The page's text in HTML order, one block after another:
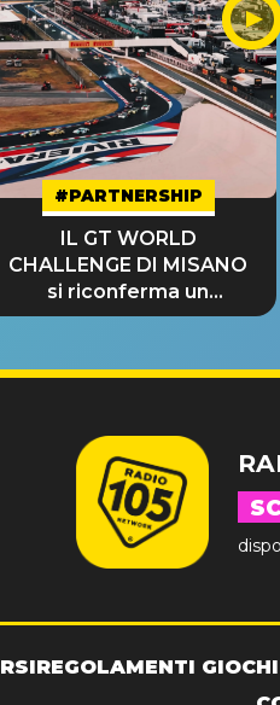
#PARTNERSHIP
IL GT WORLD
CHALLENGE DI MISANO
si riconferma un
GRANDE SUCCESSO!
REGOLAMENTI